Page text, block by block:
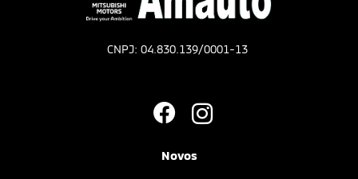
CNPJ: 04.830.139/0001-13
Novos